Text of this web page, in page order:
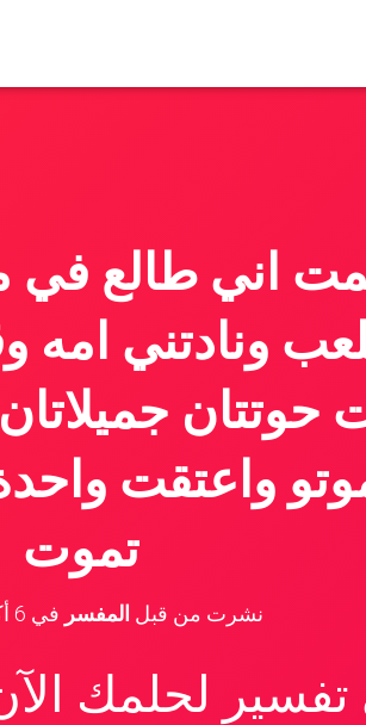
اني طالع
ونادتني امه
واعتقت واحدة
تموت
نشرت من قبل المفسر في 6 أكتوبر، 2023
لحلمك